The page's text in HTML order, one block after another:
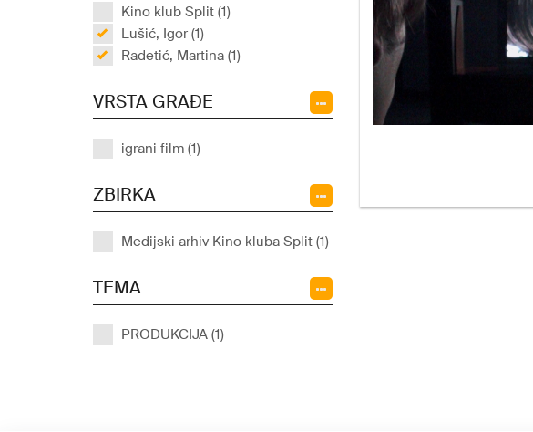
Kino klub Split (1)
Lušić, Igor (1)
Radetić, Martina (1)
VRSTA GRAĐE
igrani film (1)
ZBIRKA
Medijski arhiv Kino kluba Split (1)
TEMA
PRODUKCIJA (1)